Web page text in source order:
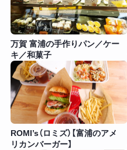
万賀 富浦の手作りパン／ケー
キ／和菓子
ROMI’s（ロミズ）【富浦のアメ
リカンバーガー】